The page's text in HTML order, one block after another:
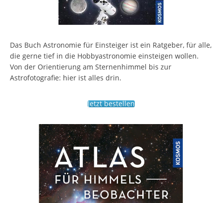
Das Buch Astronomie für Einsteiger ist ein Ratgeber, für alle,
die gerne tief in die Hobbyastronomie einsteigen wollen.
Von der Orientierung am Sternenhimmel bis zur
Astrofotografie: hier ist alles drin.
Jetzt bestellen